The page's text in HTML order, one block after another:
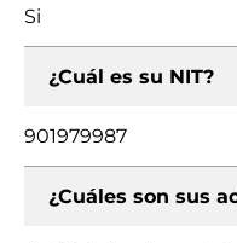
Si
¿Cuál es su NIT?
901979987
¿Cuáles son sus